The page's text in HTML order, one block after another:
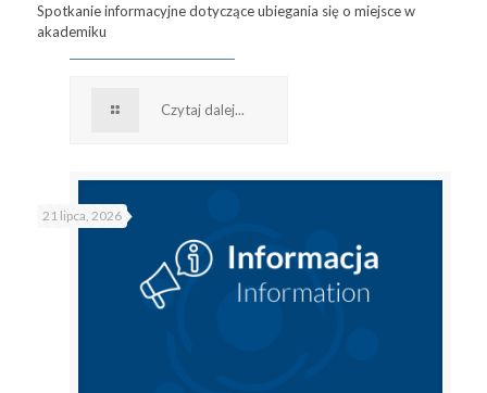
Spotkanie informacyjne dotyczące ubiegania się o miejsce w
akademiku
Czytaj dalej...
21 lipca, 2026